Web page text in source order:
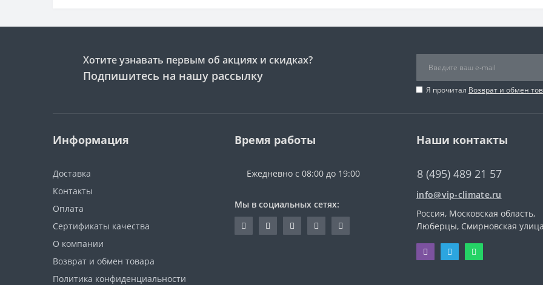
Хотите узнавать первым об акциях и скидках?
Подпишитесь на нашу рассылку
Я прочитал Возврат и обмен
Информация
Доставка
Контакты
Оплата
Сертификаты качества
О компании
Возврат и обмен товара
Политика конфиденциальности
Время работы
Ежедневно с 08:00 до 19:00
Мы в социальных сетях:
Наши контакты
8 (495) 489 21 57
info@vip-climate.ru
Россия, Московская область,
Люберцы, Смирновская